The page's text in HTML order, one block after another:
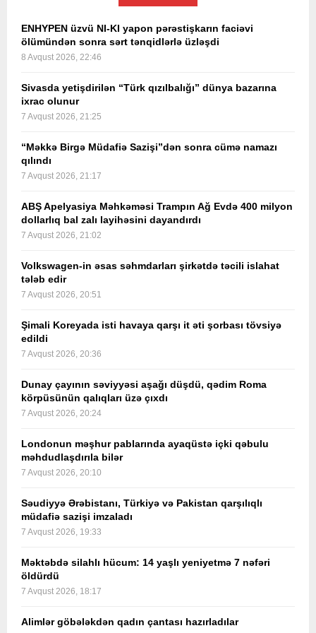
ENHYPEN üzvü NI-KI yapon pərəstişkarın faciəvi
ölümündən sonra sərt tənqidlərlə üzləşdi
8 Avqust 2026, 22:46
Sivasda yetişdirilən “Türk qızılbalığı” dünya bazarına
ixrac olunur
7 Avqust 2026, 21:25
“Məkkə Birgə Müdafiə Sazişi”dən sonra cümə namazı
qılındı
7 Avqust 2026, 21:17
ABŞ Apelyasiya Məhkəməsi Trampın Ağ Evdə 400 milyon
dollarlıq bal zalı layihəsini dayandırdı
7 Avqust 2026, 21:02
Volkswagen-in əsas səhmdarları şirkətdə təcili islahat
tələb edir
7 Avqust 2026, 20:51
Şimali Koreyada isti havaya qarşı it əti şorbası tövsiyə
edildi
7 Avqust 2026, 20:36
Dunay çayının səviyyəsi aşağı düşdü, qədim Roma
körpüsünün qalıqları üzə çıxdı
7 Avqust 2026, 20:24
Londonun məşhur pablarında ayaqüstə içki qəbulu
məhdudlaşdırıla bilər
7 Avqust 2026, 20:10
Səudiyyə Ərəbistanı, Türkiyə və Pakistan qarşılıqlı
müdafiə sazişi imzaladı
7 Avqust 2026, 19:33
Məktəbdə silahlı hücum: 14 yaşlı yeniyetmə 7 nəfəri
öldürdü
7 Avqust 2026, 18:17
Alimlər göbələkdən qadın çantası hazırladılar